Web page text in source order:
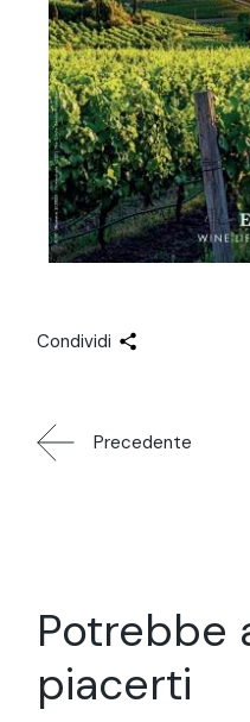
Condividi
Precedente
Potrebbe
piacerti